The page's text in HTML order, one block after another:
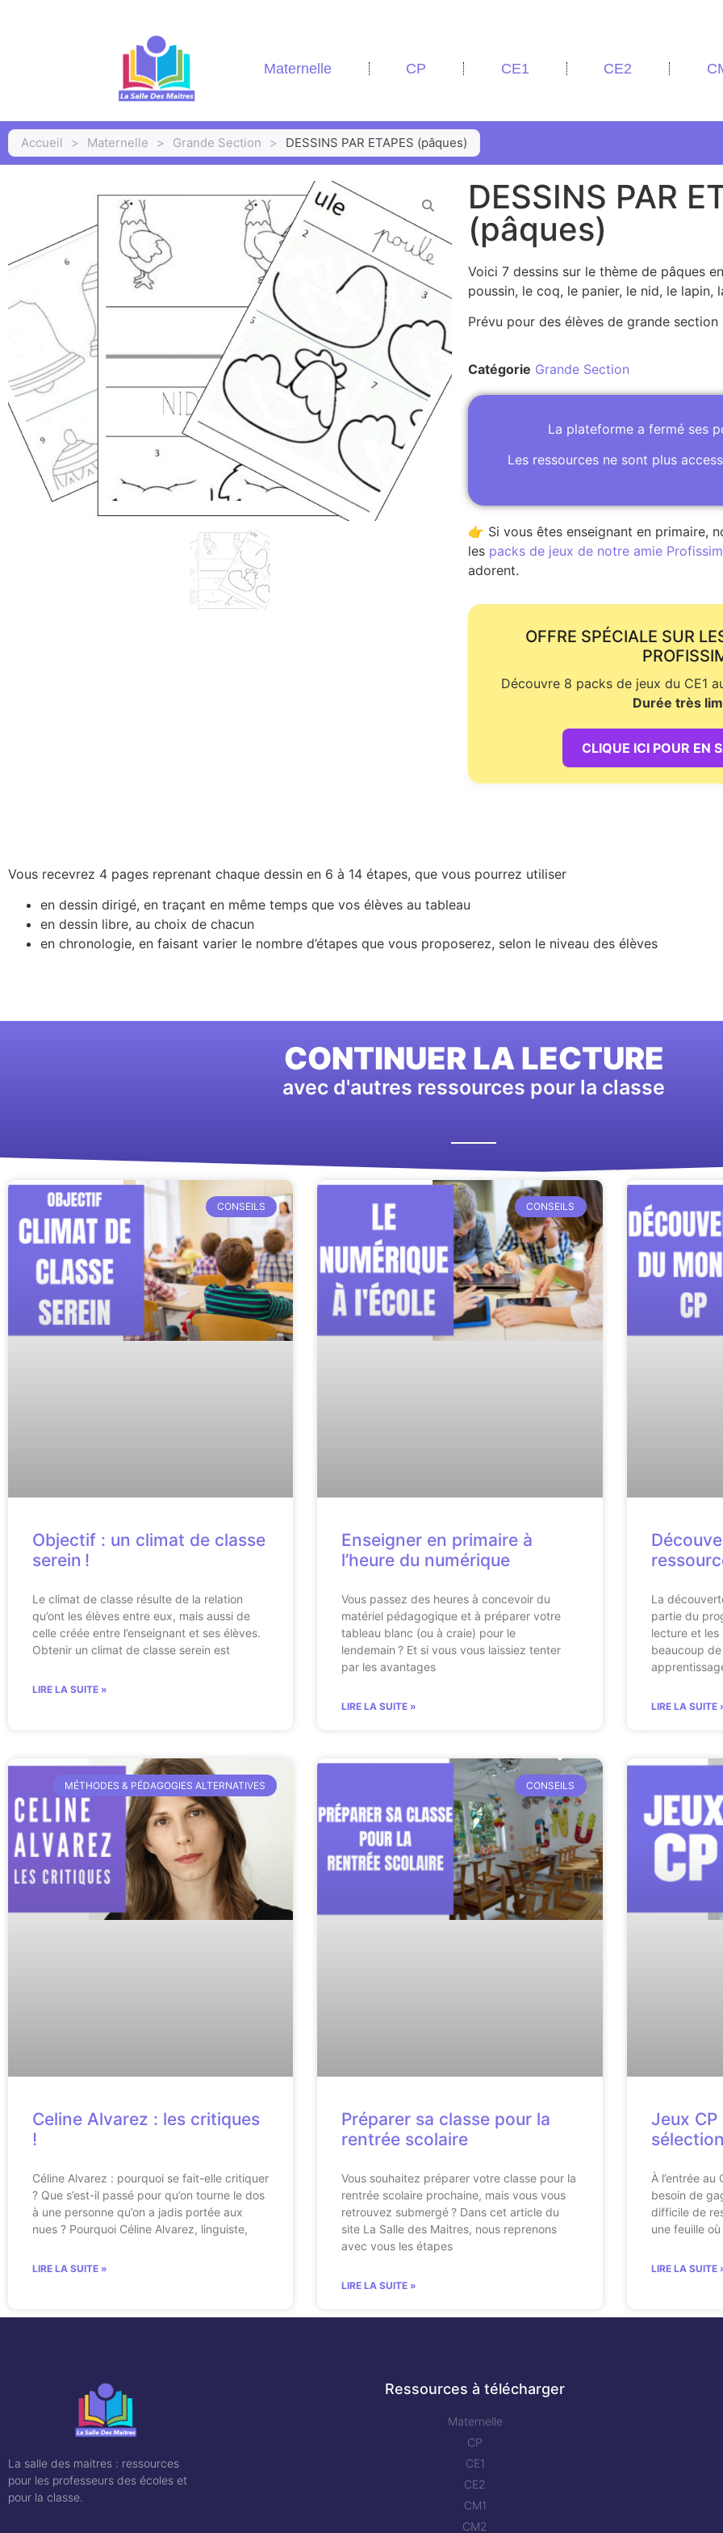
Maternelle CP CE1 CE2
Accueil > Maternelle > Grande Section > DESSINS PAR ETAPES (pâques)
DESSINS PAR
(pâques)
Voici 7 dessins sur le thème de pâques
poussin, le coq, le panier, le nid, le lapin,
Prévu pour des élèves de grande section
Catégorie Grande Section
La plateforme a fermé ses
Les ressources ne sont plus
👉 Si vous êtes enseignant en primaire,
les packs de jeux de notre amie
adorent.
OFFRE SPÉCIALE SUR
Découvre 8 packs de jeux du CE1
Durée très
CLIQUE ICI POUR EN
Vous recevrez 4 pages reprenant chaque dessin en 6 à 14 étapes, que vous pourrez utiliser
en dessin dirigé, en traçant en même temps que vos élèves au tableau
en dessin libre, au choix de chacun
en chronologie, en faisant varier le nombre d’étapes que vous proposerez, selon le niveau des élèves
CONTINUER LA LECTURE
avec d'autres ressources pour la classe
CONSEILS
Objectif : un climat de classe
serein !
Le climat de classe résulte de la relation
qu’ont les élèves entre eux, mais aussi de
celle créée entre l’enseignant et ses élèves.
Obtenir un climat de classe serein est
LIRE LA SUITE »
CONSEILS
Enseigner en primaire à
l’heure du numérique
Vous passez des heures à concevoir du
matériel pédagogique et à préparer votre
tableau blanc (ou à craie) pour le
lendemain ? Et si vous vous laissiez tenter
par les avantages
LIRE LA SUITE »
La
partie du
lecture et
beaucoup
LIRE LA SUITE
MÉTHODES & PÉDAGOGIES ALTERNATIVES
Celine Alvarez : les critiques
!
Céline Alvarez : pourquoi se fait-elle critiquer
? Que s’est-il passé pour qu’on tourne le dos
à une personne qu’on a jadis portée aux
nues ? Pourquoi Céline Alvarez, linguiste,
LIRE LA SUITE »
CONSEILS
Préparer sa classe pour la
rentrée scolaire
Vous souhaitez préparer votre classe pour la
rentrée scolaire prochaine, mais vous vous
retrouvez submergé ? Dans cet article du
site La Salle des Maitres, nous reprenons
avec vous les étapes
LIRE LA SUITE »
Jeux
À l’entrée
besoin de
difficile de
une feuille où
LIRE LA SUITE
La salle des maitres : ressources
pour les professeurs des écoles et
pour la classe.
Ressources à télécharger
Maternelle
CP
CE1
CE2
CM1
CM2